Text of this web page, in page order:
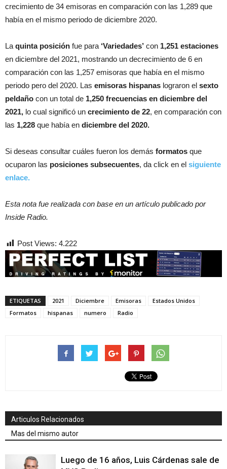
crecimiento de 34 emisoras en comparación con las 1,289 que
había en el mismo periodo de diciembre 2020.
La quinta posición fue para ‘Variedades’ con 1,251 estaciones
en diciembre del 2021, mostrando un decrecimiento de 6 en
comparación con las 1,257 emisoras que había en el mismo
periodo pero del 2020. Las emisoras hispanas lograron el sexto
peldaño con un total de 1,250 frecuencias en diciembre del
2021, lo cual significó un crecimiento de 22, en comparación con
las 1,228 que había en diciembre del 2020.
Si deseas consultar cuáles fueron los demás formatos que
ocuparon las posiciones subsecuentes, da click en el siguiente
enlace.
Esta nota fue realizada con base en un artículo publicado por
Inside Radio.
Post Views: 4.222
ETIQUETAS 2021 Diciembre Emisoras
Estados Unidos
Formatos
hispanas numero Radio
Articulos Relacionados
Mas del mismo autor
Luego de 16 años, Luis Cárdenas sale de